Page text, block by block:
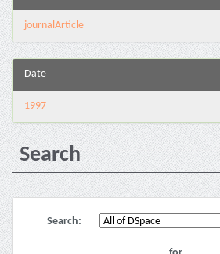
journalArticle
Date
1997
Search
Search: